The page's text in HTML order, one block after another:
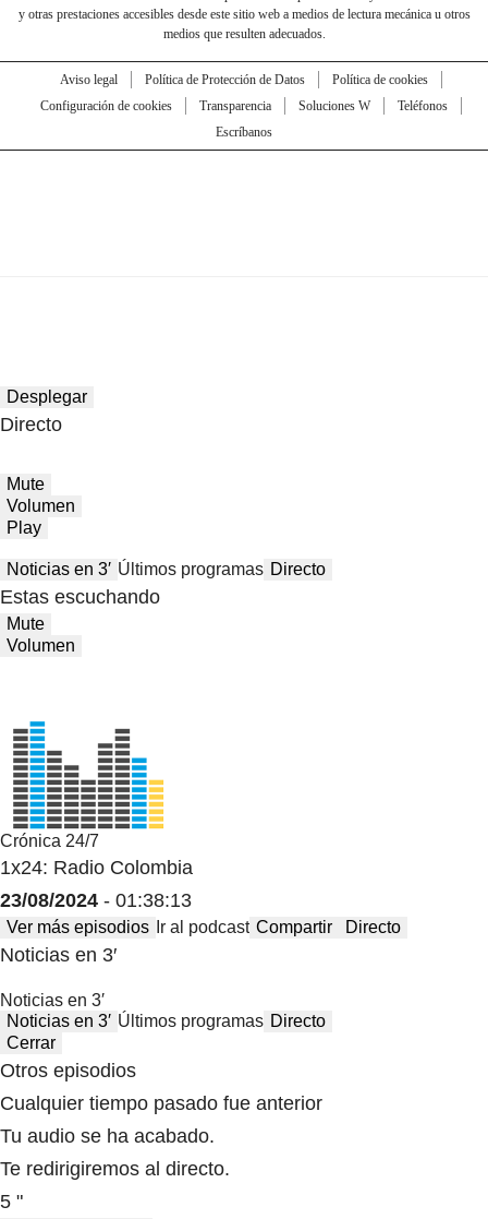
y otras prestaciones accesibles desde este sitio web a medios de lectura mecánica u otros
medios que resulten adecuados.
Aviso legal Política de Protección de Datos
Política de cookies
Configuración de cookies
Transparencia Soluciones W
Teléfonos
Escríbanos
Desplegar
Directo
Mute
Volumen
Play
Noticias en 3′ Últimos programas Directo
Estas escuchando
Mute
Volumen
Crónica 24/7
1x24: Radio Colombia
23/08/2024 - 01:38:13
Ver más episodios Ir al podcast Compartir Directo
Noticias en 3′
Noticias en 3′
Noticias en 3′ Últimos programas Directo
Cerrar
Otros episodios
Cualquier tiempo pasado fue anterior
Tu audio se ha acabado.
Te redirigiremos al directo.
5 "